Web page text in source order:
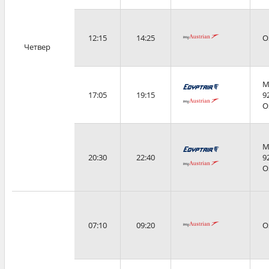
Четвер
12:15 14:25
17:05 19:15
20:30 22:40
07:10 09:20